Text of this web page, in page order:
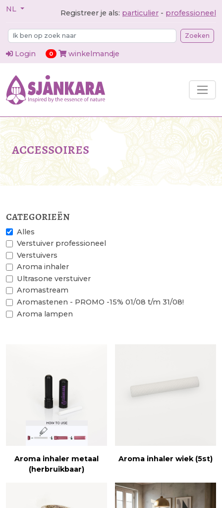
NL Registreer je als: particulier - professioneel
Zoeken
Login 0items in cart
winkelmandje
accessoires
categorieën
Alles
Verstuiver professioneel
Verstuivers
Aroma inhaler
Ultrasone verstuiver
Aromastream
Aromastenen - PROMO -15% 01/08 t/m 31/08!
Aroma lampen
Aroma inhaler metaal
(herbruikbaar)
Aroma inhaler wiek (5st)